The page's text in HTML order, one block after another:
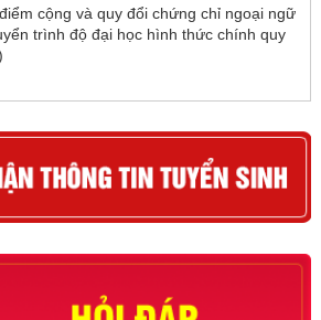
cộng và quy đổi chứng chỉ ngoại ngữ
trình độ đại học hình thức chính quy